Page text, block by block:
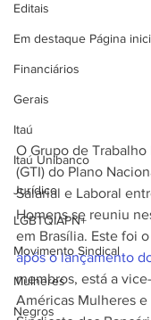
Editais
Em destaque Página
Financiários
Gerais
Itaú
Itaú Unibanco
Jurídico
LGBTQIAPN+
Movimento Sindical
Mulheres
Negros
O Grupo de
(GTI) do Plano
Salarial e Laboral
Homens se reuniu
em Brasília. Este foi
após o lançamento
membros, está a
Américas Mulheres